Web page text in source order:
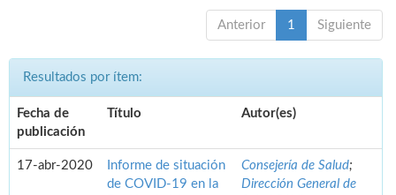
Anterior 1 Siguiente
Resultados por ítem:
Fecha de
publicación
Título Autor(es)
17-abr-2020
Informe de situación
de COVID-19 en la
Consejería de Salud;
Dirección General de